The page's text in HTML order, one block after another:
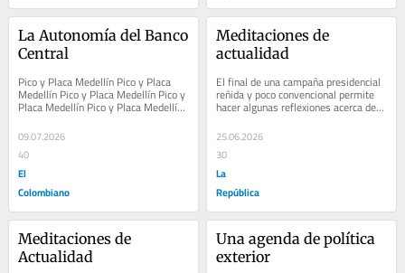
La Autonomía del Banco
Central
Pico y Placa Medellín Pico y Placa
Medellín Pico y Placa Medellín Pico y
Placa Medellín Pico y Placa Medellín
Pico y Placa Medellín Pico y Placa...
09.07.2026
40
El
Colombiano
Meditaciones de
actualidad
El final de una campaña presidencial
reñida y poco convencional permite
hacer algunas reflexiones acerca de
nuestro ordenamiento institucional
que...
25.06.2026
30
La
República
Meditaciones de
Actualidad
Una agenda de política
exterior